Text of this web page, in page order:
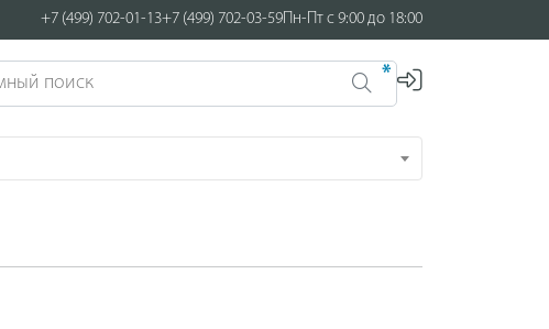
+7 (499) 702-01-13+7 (499) 702-03-59Пн-Пт с 9:00 до 18:00
*